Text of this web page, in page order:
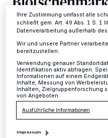
Mettmann·An diesem
auf dem Foto einmal
28.11.2024 , 11:54 Uhr
Informationen finden Sie in
Ihre Zustimmung umfasst alle
schließt gem. Art. 49 Abs. 1 S. 1
Datenverarbeitung außerhalb
Wir und unsere Partner
bereitzustellen:
Verwendung genauer
Identifikation aktiv abfragen.
Informationen auf einem
Inhalte, Messung von
Inhalten, Zielgruppenforschung
von Angeboten.
Ausführliche Informationen
Impressum